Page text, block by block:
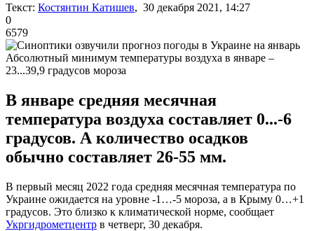
Текст: Костянтин Катишев, 30 декабря 2021, 14:27
0
6579
Абсолютный минимум температуры воздуха в январе –
23...39,9 градусов мороза
В январе средняя месячная
температура воздуха составляет 0...-6
градусов. А количество осадков
обычно составляет 26-55 мм.
В первый месяц 2022 года средняя месячная температура по
Украине ожидается на уровне -1…-5 мороза, а в Крыму 0…+1
градусов. Это близко к климатической норме, сообщает
Укргидрометцентр в четверг, 30 декабря.